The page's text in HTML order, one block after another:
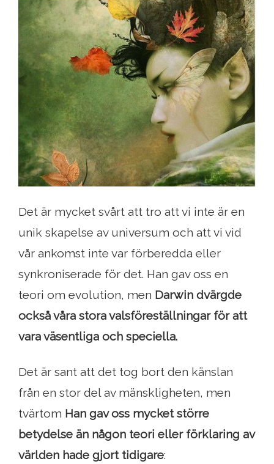
Det är mycket svårt att tro att vi inte är en
unik skapelse av universum och att vi vid
vår ankomst inte var förberedda eller
synkroniserade för det. Han gav oss en
teori om evolution, men Darwin dvärgde
också våra stora valsföreställningar för att
vara väsentliga och speciella.
Det är sant att det tog bort den känslan
från en stor del av mänskligheten, men
tvärtom Han gav oss mycket större
betydelse än någon teori eller förklaring av
världen hade gjort tidigare: